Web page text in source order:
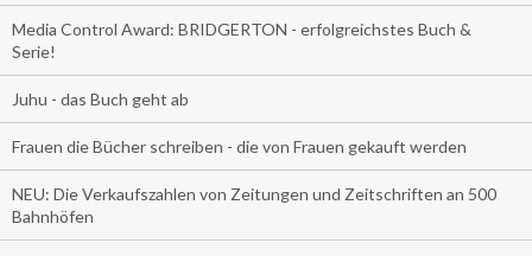
Media Control Award: BRIDGERTON - erfolgreichstes Buch &
Serie!
Juhu - das Buch geht ab
Frauen die Bücher schreiben - die von Frauen gekauft werden
NEU: Die Verkaufszahlen von Zeitungen und Zeitschriften an 500
Bahnhöfen